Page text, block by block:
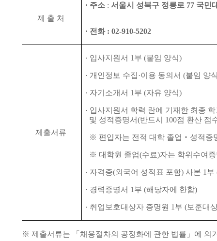
제 출 처
· 주소 : 서울시 성북구 정릉로 77 국민
· 전화 : 02-910-5202
제출서류
· 입사지원서 1 부 (붙임 양식)
· 개인정보 수집 ·이용 동의서 (붙임 양
· 자기소개서 1 부 (자유 양식)
· 입사지원서 학력 란에 기재한 최종
및 성적증명서(반드시 100점 환산 점
※ 편입자는 전적 대학 졸업 ‧ 성적증
※ 대학원 졸업(수료)자는 학위수여
· 자격증(외국어 성적표 포함) 사본 1 부
· 경력증명서 1 부 (해당자에 한함)
· 취업보호대상자 증명원 1 부 (보훈대
※ 제출서류는 「 채용절차의 공정화에 관한 법률 」 에 의